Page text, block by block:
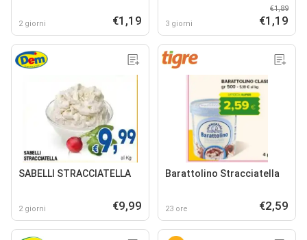
2 giorni €1,19 3 giorni
€1,89
€1,19
SABELLI STRACCIATELLA
2 giorni €9,99
Barattolino Stracciatella
23 ore €2,59